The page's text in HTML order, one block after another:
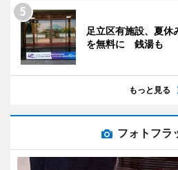
足立区有施設、夏休
を無料に 銭湯も
もっと見る
フォトフラ